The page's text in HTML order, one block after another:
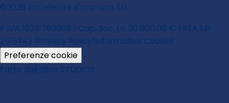
©2026 Eccellenze d'Impresa Srl
P.IVA 10231780965 | Cap. Soc. i.v. 20.000,00 € | REA MI-
2515342 |Privacy Policy|Informativa Cookie|
Preferenze cookie
Fatto daEdBrix STUDIOS